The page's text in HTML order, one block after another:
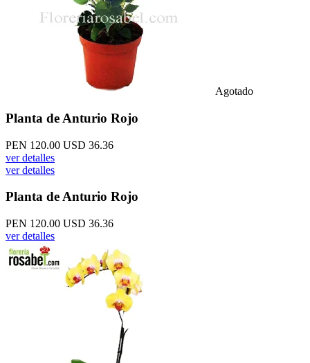
Agotado
Planta de Anturio Rojo
PEN 120.00 USD 36.36
ver detalles
ver detalles
Planta de Anturio Rojo
PEN 120.00 USD 36.36
ver detalles